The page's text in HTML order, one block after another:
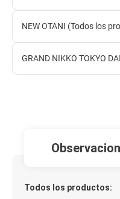
NEW OTANI (Todos los
GRAND NIKKO TOKYO
Todos los productos: